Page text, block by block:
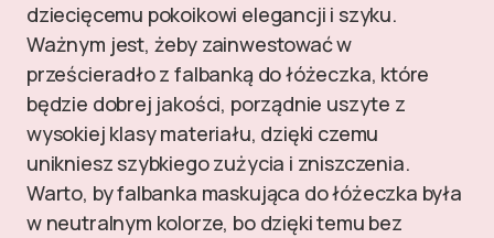
dziecięcemu pokoikowi elegancji i szyku.
Ważnym jest, żeby zainwestować w
prześcieradło z falbanką do łóżeczka, które
będzie dobrej jakości, porządnie uszyte z
wysokiej klasy materiału, dzięki czemu
unikniesz szybkiego zużycia i zniszczenia.
Warto, by falbanka maskująca do łóżeczka była
w neutralnym kolorze, bo dzięki temu bez